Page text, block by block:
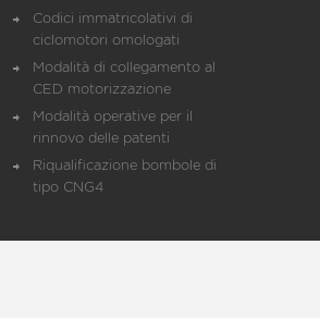
Codici immatricolativi di
ciclomotori omologati
Modalità di collegamento al
CED motorizzazione
Modalità operative per il
rinnovo delle patenti
Riqualificazione bombole di
tipo CNG4